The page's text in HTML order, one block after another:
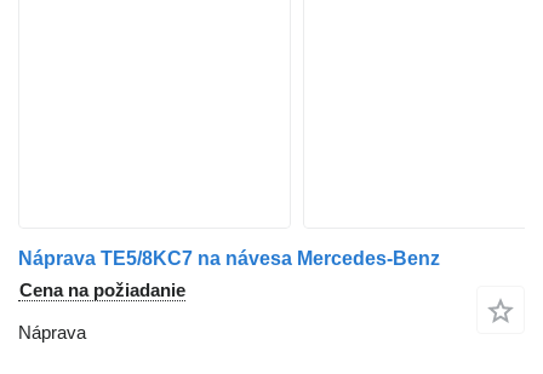
Náprava TE5/8KC7 na návesa Mercedes-Benz
Cena na požiadanie
Náprava